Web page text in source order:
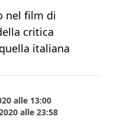
nel film di
critica
italiana
alle 13:00
alle 23:58